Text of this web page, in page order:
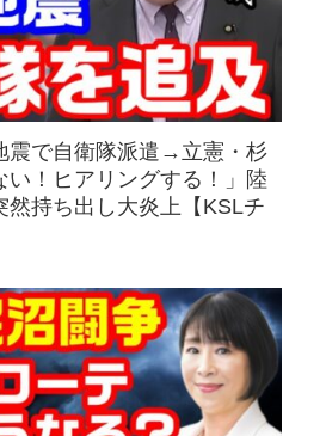
震で自衛隊派遣→立憲・杉
い！ヒアリングする！」陸
然持ち出し大炎上【KSLチ